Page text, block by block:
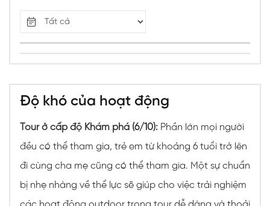
Độ khó của hoạt động
Tour ở cấp độ Khám phá (6/10): Phần lớn mọi người
đều có thể tham gia, trẻ em từ khoảng 6 tuổi trở lên
đi cùng cha mẹ cũng có thể tham gia. Một sự chuẩn
bị nhẹ nhàng về thể lực sẽ giúp cho việc trải nghiệm